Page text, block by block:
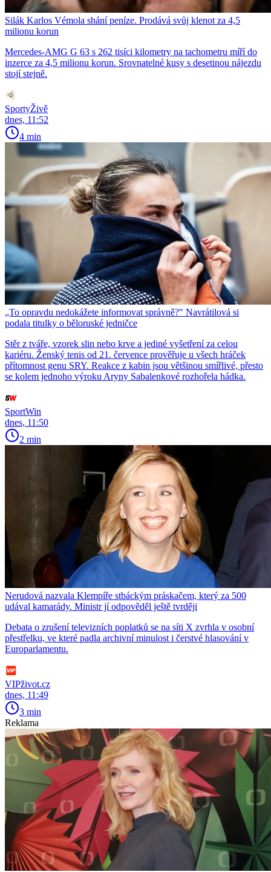
Silák Karlos Vémola shání peníze. Prodává svůj klenot za 4,5
milionu korun
Mercedes-AMG G 63 s 262 tisíci kilometry na tachometru míří do
inzerce za 4,5 milionu korun. Srovnatelné kusy s desetinou nájezdu
stojí stejně.
SportyŽivě
dnes, 11:52
4 min
„To opravdu nedokážete informovat správně?" Navrátilová si
podala titulky o běloruské jedničce
Stěr z tváře, vzorek slin nebo krve a jediné vyšetření za celou
kariéru. Ženský tenis od 21. července prověřuje u všech hráček
přítomnost genu SRY. Reakce z kabin jsou většinou smířlivé, přesto
se kolem jednoho výroku Aryny Sabalenkové rozhořela hádka.
SportWin
dnes, 11:50
2 min
Nerudová nazvala Klempíře stbáckým práskačem, který za 500
udával kamarády. Ministr jí odpověděl ještě tvrději
Debata o zrušení televizních poplatků se na síti X zvrhla v osobní
přestřelku, ve které padla archivní minulost i čerstvé hlasování v
Europarlamentu.
VIPživot.cz
dnes, 11:49
3 min
Reklama